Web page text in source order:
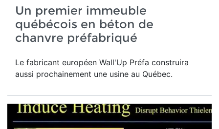
Un premier immeuble
québécois en béton de
chanvre préfabriqué
Le fabricant européen Wall'Up Préfa construira
aussi prochainement une usine au Québec.